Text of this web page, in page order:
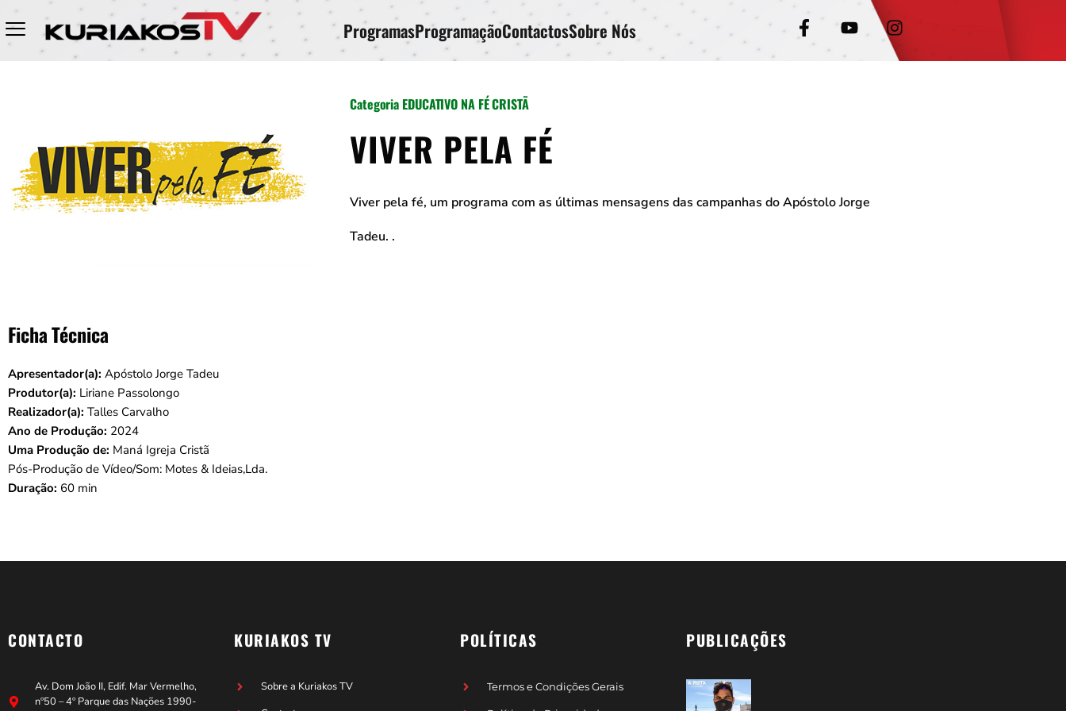
ProgramasProgramaçãoContactosSobre Nós
Categoria EDUCATIVO NA FÉ CRISTÃ
VIVER PELA FÉ
Viver pela fé, um programa com as últimas mensagens das campanhas do Apóstolo Jorge
Tadeu. .
Ficha Técnica
Apresentador(a): Apóstolo Jorge Tadeu
Produtor(a): Liriane Passolongo
Realizador(a): Talles Carvalho
Ano de Produção: 2024
Uma Produção de: Maná Igreja Cristã
Pós-Produção de Vídeo/Som: Motes & Ideias,Lda.
Duração: 60 min
CONTACTO
Av. Dom João II, Edif. Mar Vermelho,
nº50 – 4º Parque das Nações 1990-
KURIAKOS TV
Sobre a Kuriakos TV
POLÍTICAS
Termos e Condições Gerais
PUBLICAÇÕES